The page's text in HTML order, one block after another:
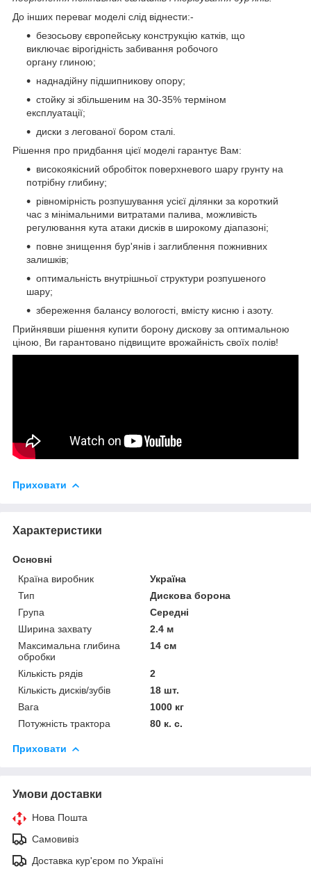
До інших переваг моделі слід віднести:-
безосьову європейську конструкцію катків, що
виключає вірогідність забивання робочого
органу глиною;
наднадійну підшипникову опору;
стойку зі збільшеним на 30-35% терміном
експлуатації;
диски з легованої бором сталі.
Рішення про придбання цієї моделі гарантує Вам:
високоякісний обробіток поверхневого шару грунту на
потрібну глибину;
рівномірність розпушування усієї ділянки за короткий
час з мінімальними витратами палива, можливість
регулювання кута атаки дисків в широкому діапазоні;
повне знищення бур'янів і заглиблення пожнивних
залишків;
оптимальність внутрішньої структури розпушеного
шару;
збереження балансу вологості, вмісту кисню і азоту.
Прийнявши рішення купити борону дискову за оптимальною
ціною, Ви гарантовано підвищите врожайність своїх полів!
Приховати
Характеристики
Основні
Країна виробник
Україна
Тип
Дискова борона
Група
Середні
Ширина захвату
2.4 м
Максимальна глибина
обробки
14 см
Кількість рядів
2
Кількість дисків/зубів
18 шт.
Вага
1000 кг
Потужність трактора
80 к. с.
Приховати
Умови доставки
Нова Пошта
Самовивіз
Доставка кур'єром по Україні